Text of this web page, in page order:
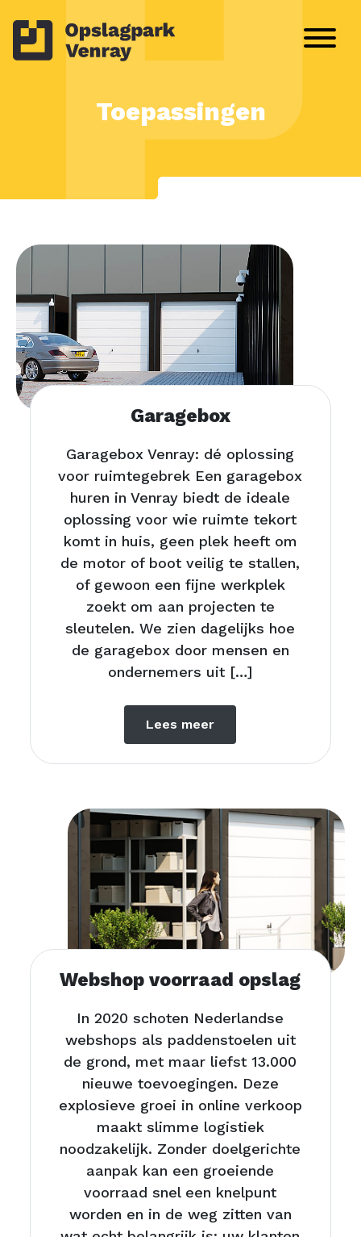
Toepassingen
Garagebox
Garagebox Venray: dé oplossing
voor ruimtegebrek Een garagebox
huren in Venray biedt de ideale
oplossing voor wie ruimte tekort
komt in huis, geen plek heeft om
de motor of boot veilig te stallen,
of gewoon een fijne werkplek
zoekt om aan projecten te
sleutelen. We zien dagelijks hoe
de garagebox door mensen en
ondernemers uit […]
Lees meer
Webshop voorraad opslag
In 2020 schoten Nederlandse
webshops als paddenstoelen uit
de grond, met maar liefst 13.000
nieuwe toevoegingen. Deze
explosieve groei in online verkoop
maakt slimme logistiek
noodzakelijk. Zonder doelgerichte
aanpak kan een groeiende
voorraad snel een knelpunt
worden en in de weg zitten van